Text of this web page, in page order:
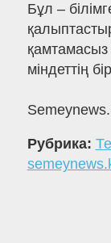
Бұл –
қамтамасыз
міндеттің
Рубрика: